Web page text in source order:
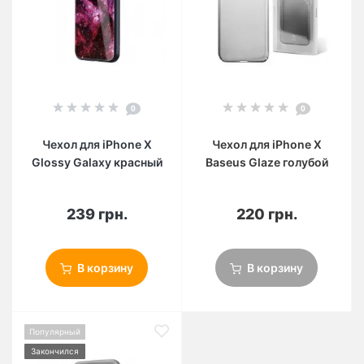
0
Чехол для iPhone X
Glossy Galaxy красный
239 грн.
В корзину
0
Чехол для iPhone X
Baseus Glaze голубой
220 грн.
В корзину
Популярный
Закончился